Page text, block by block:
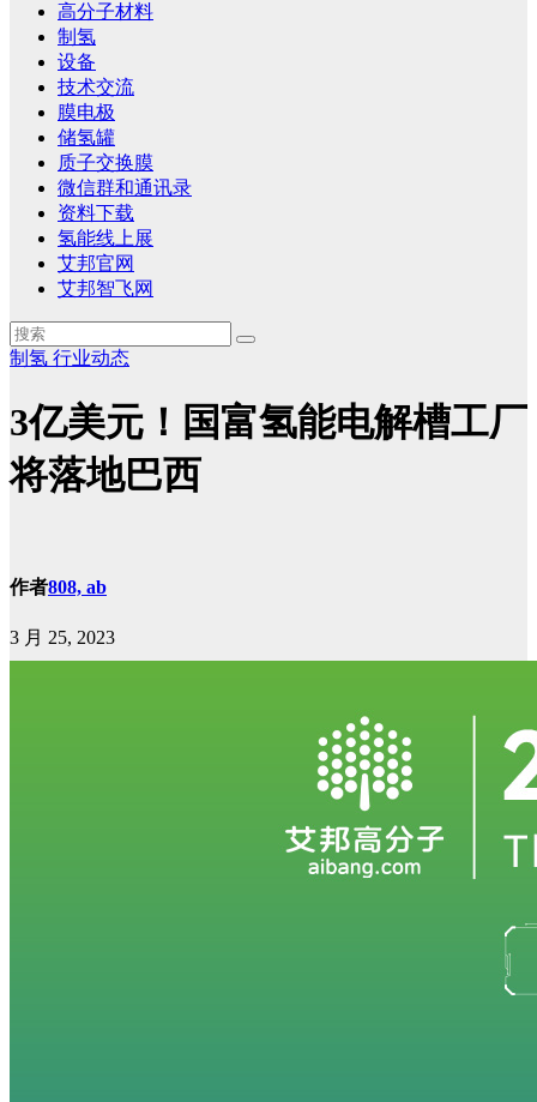
高分子材料
制氢
设备
技术交流
膜电极
储氢罐
质子交换膜
微信群和通讯录
资料下载
氢能线上展
艾邦官网
艾邦智飞网
制氢 行业动态
3亿美元！国富氢能电解槽工厂
将落地巴西
作者808, ab
3 月 25, 2023